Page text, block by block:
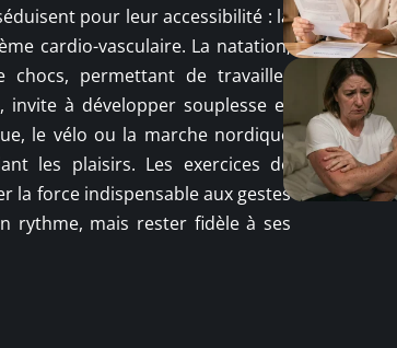
pour leur accessibilité : la
cardio-vasculaire. La natation,
chocs, permettant de travailler
à développer souplesse et
le vélo ou la marche nordique
les plaisirs. Les exercices de
la force indispensable aux gestes
rythme, mais rester fidèle à ses